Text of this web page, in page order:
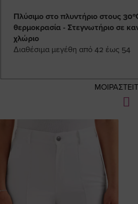
Πλύσιμο στο πλυντήριο στους
θερμοκρασία - Στεγνωτήριο σε
χλώριο
Διαθέσιμα μεγέθη από 42 έως 54